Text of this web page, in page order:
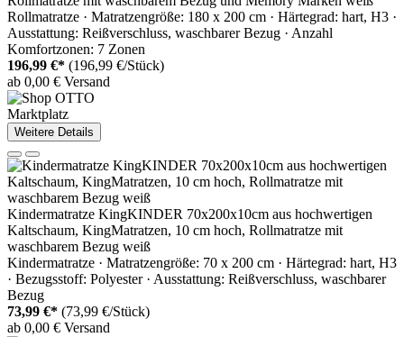
Rollmatratze · Matratzengröße: 180 x 200 cm · Härtegrad: hart, H3 ·
Ausstattung: Reißverschluss, waschbarer Bezug · Anzahl
Komfortzonen: 7 Zonen
196,99 €* (196,99 €/Stück)
ab 0,00 € Versand
Marktplatz
Weitere Details
Kindermatratze KingKINDER 70x200x10cm aus hochwertigen
Kaltschaum, KingMatratzen, 10 cm hoch, Rollmatratze mit
waschbarem Bezug weiß
Kindermatratze · Matratzengröße: 70 x 200 cm · Härtegrad: hart, H3
· Bezugsstoff: Polyester · Ausstattung: Reißverschluss, waschbarer
Bezug
73,99 €* (73,99 €/Stück)
ab 0,00 € Versand